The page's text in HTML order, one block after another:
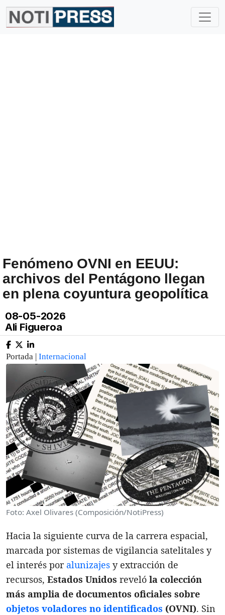
Fenómeno OVNI en EEUU:
archivos del Pentágono llegan
en plena coyuntura geopolítica
08-05-2026
Ali Figueroa
Portada | Internacional
Foto: Axel Olivares (Composición/NotiPress)
Hacia la siguiente curva de la carrera espacial,
marcada por sistemas de vigilancia satelitales y
el interés por alunizajes y extracción de
recursos, Estados Unidos reveló la colección
más amplia de documentos oficiales sobre
objetos voladores no identificados (OVNI). Sin